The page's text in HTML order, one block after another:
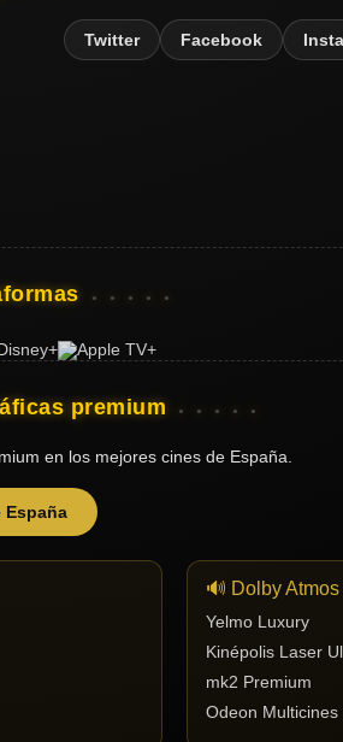
Twitter Facebook
premium
en los mejores cines de España.
España
🔊 Dolby Atmos
Yelmo Luxury
Kinépolis Laser
mk2 Premium
Odeon